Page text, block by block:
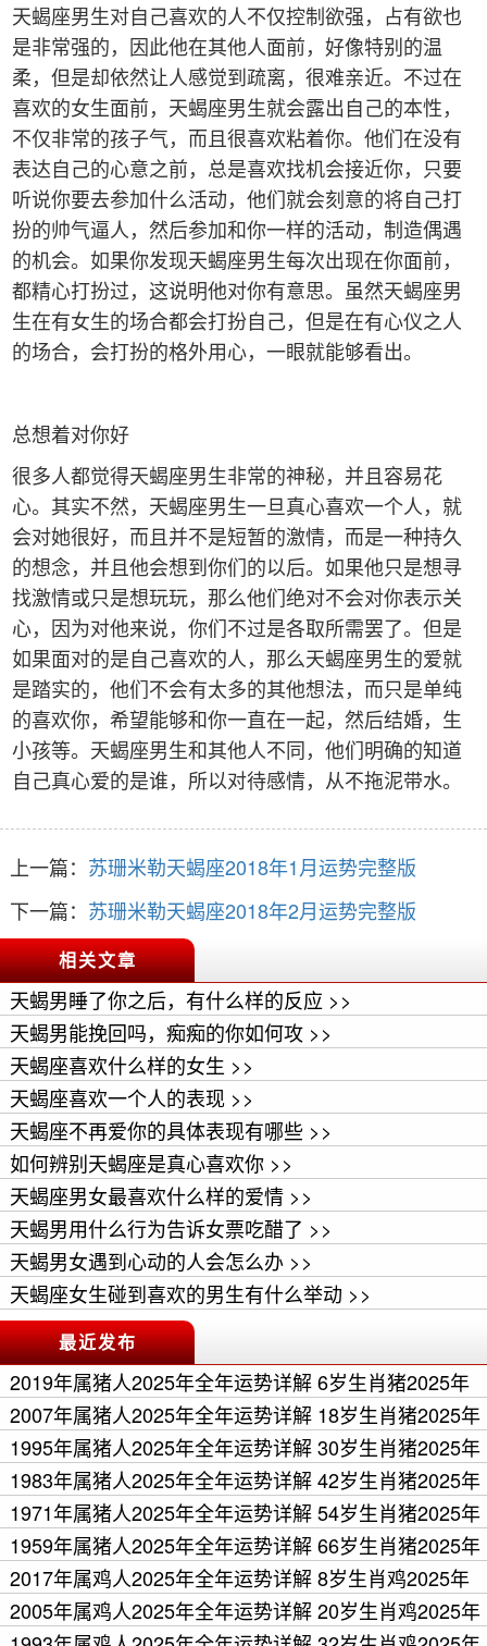
天蝎座男生对自己喜欢的人不仅控制欲强，占有欲也
是非常强的，因此他在其他人面前，好像特别的温
柔，但是却依然让人感觉到疏离，很难亲近。不过在
喜欢的女生面前，天蝎座男生就会露出自己的本性，
不仅非常的孩子气，而且很喜欢粘着你。他们在没有
表达自己的心意之前，总是喜欢找机会接近你，只要
听说你要去参加什么活动，他们就会刻意的将自己打
扮的帅气逼人，然后参加和你一样的活动，制造偶遇
的机会。如果你发现天蝎座男生每次出现在你面前，
都精心打扮过，这说明他对你有意思。虽然天蝎座男
生在有女生的场合都会打扮自己，但是在有心仪之人
的场合，会打扮的格外用心，一眼就能够看出。
总想着对你好
很多人都觉得天蝎座男生非常的神秘，并且容易花
心。其实不然，天蝎座男生一旦真心喜欢一个人，就
会对她很好，而且并不是短暂的激情，而是一种持久
的想念，并且他会想到你们的以后。如果他只是想寻
找激情或只是想玩玩，那么他们绝对不会对你表示关
心，因为对他来说，你们不过是各取所需罢了。但是
如果面对的是自己喜欢的人，那么天蝎座男生的爱就
是踏实的，他们不会有太多的其他想法，而只是单纯
的喜欢你，希望能够和你一直在一起，然后结婚，生
小孩等。天蝎座男生和其他人不同，他们明确的知道
自己真心爱的是谁，所以对待感情，从不拖泥带水。
上一篇： 苏珊米勒天蝎座2018年1月运势完整版
下一篇： 苏珊米勒天蝎座2018年2月运势完整版
相关文章
天蝎男睡了你之后，有什么样的反应 >>
天蝎男能挽回吗，痴痴的你如何攻 >>
天蝎座喜欢什么样的女生 >>
天蝎座喜欢一个人的表现 >>
天蝎座不再爱你的具体表现有哪些 >>
如何辨别天蝎座是真心喜欢你 >>
天蝎座男女最喜欢什么样的爱情 >>
天蝎男用什么行为告诉女票吃醋了 >>
天蝎男女遇到心动的人会怎么办 >>
天蝎座女生碰到喜欢的男生有什么举动 >>
最近发布
2019年属猪人2025年全年运势详解 6岁生肖猪2025年
每月运程 >>
2007年属猪人2025年全年运势详解 18岁生肖猪2025年
每月运程 >>
1995年属猪人2025年全年运势详解 30岁生肖猪2025年
每月运程 >>
1983年属猪人2025年全年运势详解 42岁生肖猪2025年
每月运程 >>
1971年属猪人2025年全年运势详解 54岁生肖猪2025年
每月运程 >>
1959年属猪人2025年全年运势详解 66岁生肖猪2025年
每月运程 >>
2017年属鸡人2025年全年运势详解 8岁生肖鸡2025年
每月运程 >>
2005年属鸡人2025年全年运势详解 20岁生肖鸡2025年